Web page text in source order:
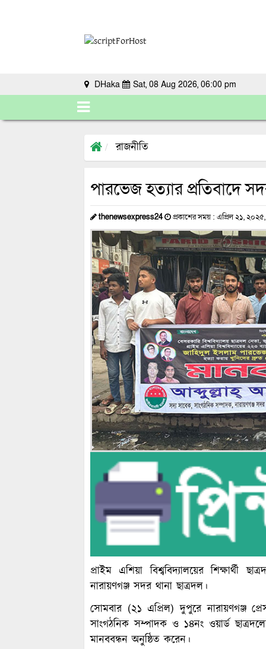
DHaka Sat, 08 Aug 2026, 06:00 pm
রাজনীতি
পারভেজ হত্যার প্রতিবাদে
thenewsexpress24 প্রকাশের সময় : এপ্রিল ২১,
প্রাইম এশিয়া বিশ্ববিদ্যালয়ের শিক্ষার্থী
নারায়ণগঞ্জ সদর থানা ছাত্রদল।
সোমবার (২১ এপ্রিল) দুপুরে নারায়ণগঞ্জ
সাংগঠনিক সম্পাদক ও ১৪নং ওয়ার্ড
মানববন্ধন অনুষ্ঠিত করেন।